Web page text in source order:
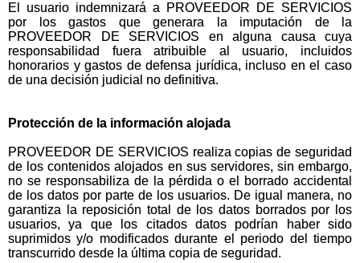
El usuario indemnizará a PROVEEDOR DE SERVICIOS
por los gastos que generara la imputación de la
PROVEEDOR DE SERVICIOS en alguna causa cuya
responsabilidad fuera atribuible al usuario, incluidos
honorarios y gastos de defensa jurídica, incluso en el caso
de una decisión judicial no definitiva.
Protección de la información alojada
PROVEEDOR DE SERVICIOS realiza copias de seguridad
de los contenidos alojados en sus servidores, sin embargo,
no se responsabiliza de la pérdida o el borrado accidental
de los datos por parte de los usuarios. De igual manera, no
garantiza la reposición total de los datos borrados por los
usuarios, ya que los citados datos podrían haber sido
suprimidos y/o modificados durante el periodo del tiempo
transcurrido desde la última copia de seguridad.